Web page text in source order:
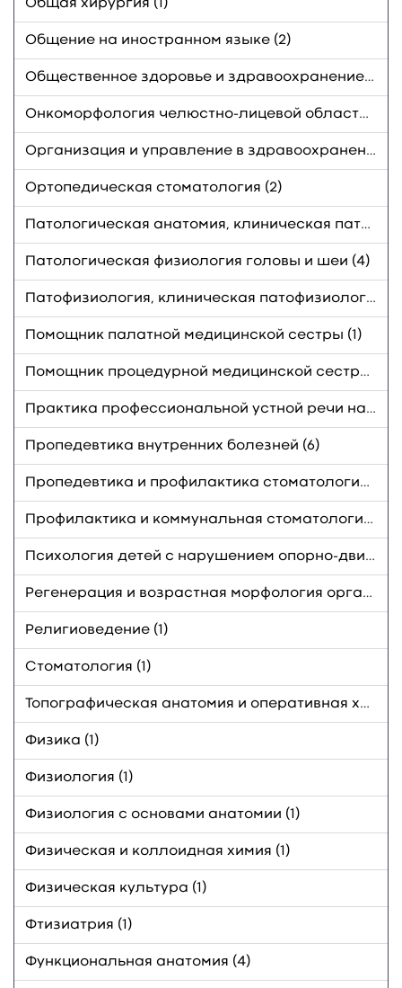
Общая хирургия (1)
Общение на иностранном языке (2)
Общественное здоровье и здравоохранение, экономика здравоохранения (1)
Онкоморфология челюстно-лицевой области (1)
Организация и управление в здравоохранении (1)
Ортопедическая стоматология (2)
Патологическая анатомия, клиническая патологическая анатомия (4)
Патологическая физиология головы и шеи (4)
Патофизиология, клиническая патофизиология (2)
Помощник палатной медицинской сестры (1)
Помощник процедурной медицинской сестры (1)
Практика профессиональной устной речи на иностранном языке (1)
Пропедевтика внутренних болезней (6)
Пропедевтика и профилактика стоматологических заболеваний (2)
Профилактика и коммунальная стоматология (1)
Психология детей с нарушением опорно-двигательного аппарата (1)
Регенерация и возрастная морфология органов ротовой полости (1)
Религиоведение (1)
Стоматология (1)
Топографическая анатомия и оперативная хирургия (1)
Физика (1)
Физиология (1)
Физиология с основами анатомии (1)
Физическая и коллоидная химия (1)
Физическая культура (1)
Фтизиатрия (1)
Функциональная анатомия (4)